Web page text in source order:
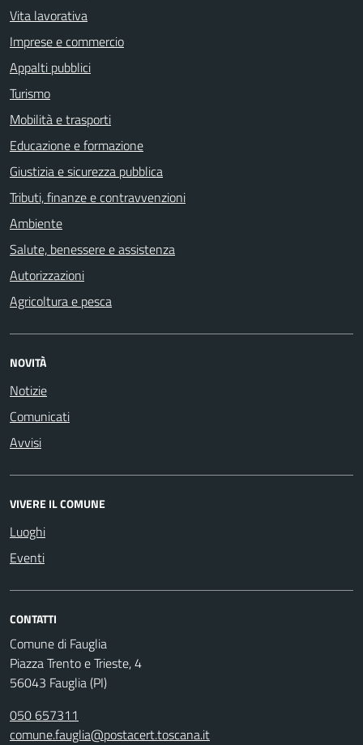
Vita lavorativa
Imprese e commercio
Appalti pubblici
Turismo
Mobilità e trasporti
Educazione e formazione
Giustizia e sicurezza pubblica
Tributi, finanze e contravvenzioni
Ambiente
Salute, benessere e assistenza
Autorizzazioni
Agricoltura e pesca
NOVITÀ
Notizie
Comunicati
Avvisi
VIVERE IL COMUNE
Luoghi
Eventi
CONTATTI
Comune di Fauglia
Piazza Trento e Trieste, 4
56043 Fauglia (PI)
050 657311
comune.fauglia@postacert.toscana.it